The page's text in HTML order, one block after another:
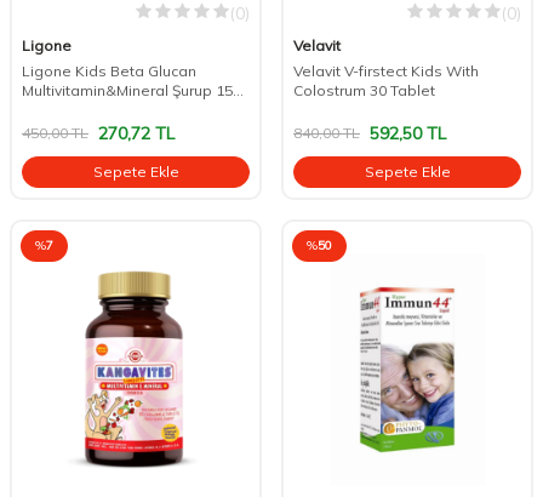
(0)
Ligone
Ligone Kids Beta Glucan
Multivitamin&Mineral Şurup 150
450,00TL 270,72 TL
Sepete Ekle
(0)
Velavit
Velavit V-firstect Kids With
Colostrum 30 Tablet
840,00TL 592,50TL
Sepete Ekle
%7 %50